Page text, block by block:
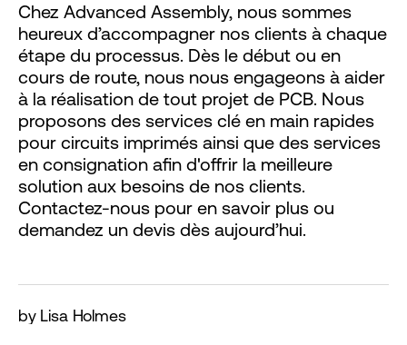
Chez Advanced Assembly, nous sommes
heureux d’accompagner nos clients à chaque
étape du processus. Dès le début ou en
cours de route, nous nous engageons à aider
à la réalisation de tout projet de PCB. Nous
proposons des services clé en main rapides
pour circuits imprimés ainsi que des services
en consignation afin d'offrir la meilleure
solution aux besoins de nos clients.
Contactez-nous pour en savoir plus ou
demandez un devis dès aujourd’hui.
by Lisa Holmes